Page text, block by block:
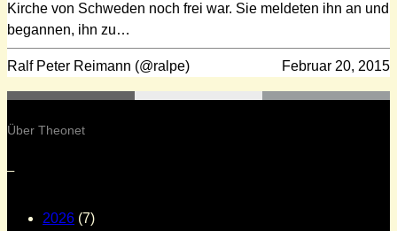
Kirche von Schweden noch frei war. Sie meldeten ihn an und
begannen, ihn zu…
Ralf Peter Reimann (@ralpe) Februar 20, 2015
Über Theonet
–
2026 (7)